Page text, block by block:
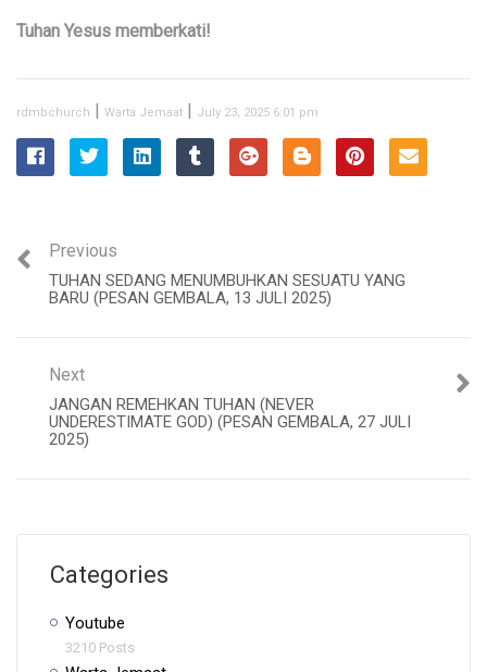
Tuhan Yesus memberkati!
rdmbchurch | Warta Jemaat | July 23, 2025 6:01 pm
Previous
TUHAN SEDANG MENUMBUHKAN SESUATU YANG
BARU (PESAN GEMBALA, 13 JULI 2025)
Next
JANGAN REMEHKAN TUHAN (NEVER
UNDERESTIMATE GOD) (PESAN GEMBALA, 27 JULI
2025)
Categories
Youtube
3210 Posts